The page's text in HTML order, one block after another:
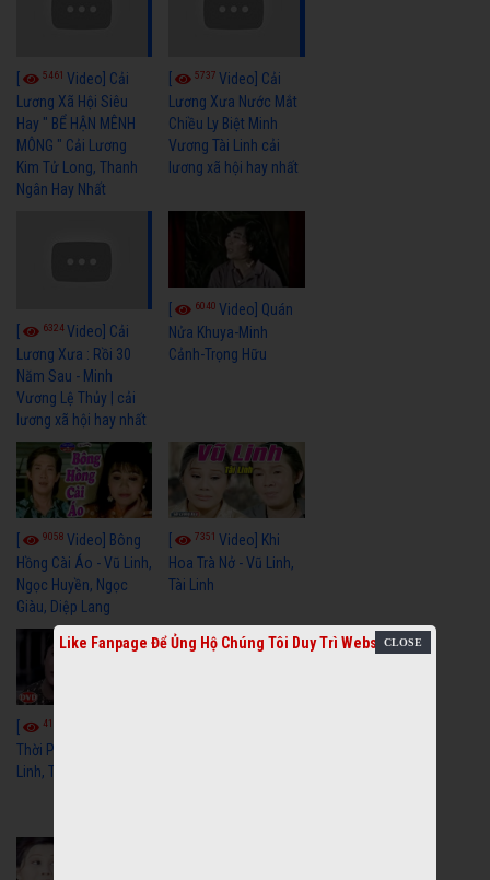
5461 Video] Cải
Lương Xã Hội Siêu
Hay " BỂ HẬN MÊNH
MÔNG " Cải Lương
Kim Tử Long, Thanh
Ngân Hay Nhất
5737Video] Cải
Lương Xưa Nước Mắt
Chiều Ly Biệt Minh
Vương Tài Linh cải
lương xã hội hay nhất
6324Video] Cải
Lương Xưa : Rồi 30
Năm Sau - Minh
Vương Lệ Thủy | cải
lương xã hội hay nhất
6040Video] Quán
Nửa Khuya-Minh
Cảnh-Trọng Hữu
9058 Video] Bông
Hồng Cài Áo - Vũ Linh,
Ngọc Huyền, Ngọc
Giàu, Diệp Lang
7351Video] Khi
Hoa Trà Nở - Vũ Linh,
Tài Linh
4110
Thời Phóng Đãng - Vũ
Linh, Tài Linh, Chí Linh
Like Fanpage Để Ủng Hộ Chúng Tôi Duy Trì Website